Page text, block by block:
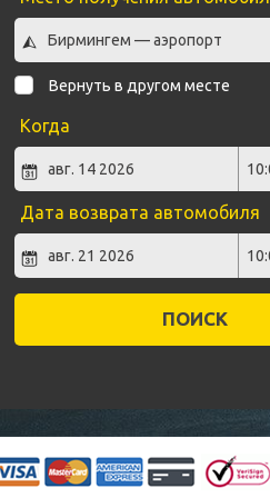
Вернуть в другом месте
Когда
Дата возврата автомобиля
ПОИСК